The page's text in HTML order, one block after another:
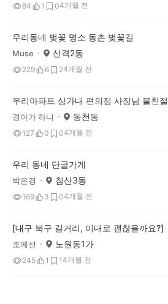
84 1 04개월 전
우리동네 벚꽃 명소 동촌 벚꽃길
Muse 산격2동
229 6 24개월 전
경아가 하니 동천동
127 0 04개월 전
우리 동네 단골가게
박은경 침산3동
169 3 04개월 전
[대구 북구 길거리, 이대로 괜찮을까요?]
조예선 노원동1가
245 1 14개월 전